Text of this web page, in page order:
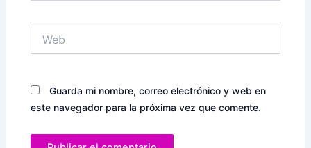
Guarda mi nombre, correo electrónico y web en
este navegador para la próxima vez que comente.